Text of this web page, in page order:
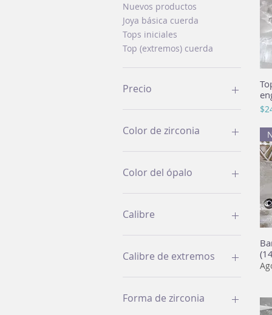
Nuevos productos
Joya básica cuerda
Tops iniciales
Top (extremos) cuerda
Precio
100 MXN
Color de zirconia
Color del ópalo
Calibre
14g
14g/4mm
16g
16g/3mm
Calibre de extremos
14g
16g
Forma de zirconia